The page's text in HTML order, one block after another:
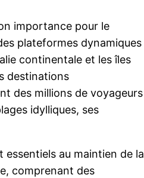
importance pour le
plateformes dynamiques
continentale et les îles
destinations
des millions de voyageurs
idylliques, ses
au maintien de la
comprenant des